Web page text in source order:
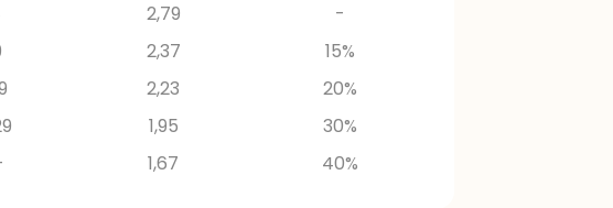
2,79
-
2,37
15%
2,23
20%
1,95
30%
1,67 40%